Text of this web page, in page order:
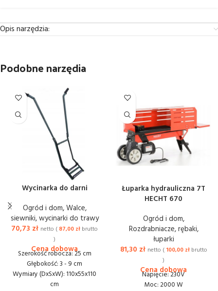
Opis narzędzia:
Podobne narzędia
Wycinarka do darni
Ogród i dom,Walce,
siewniki, wycinarki do trawy
70,73 zł netto ( 87,00 zł brutto
)
Szerokość robocza: 25 cm
Głębokość: 3 - 9 cm
Wymiary (DxSxW): 110x55x110
cm
Łuparka hydrauliczna 7T
HECHT 670
Ogród i dom,
Rozdrabniacze, rębaki,
łuparki
81,30 zł netto ( 100,00 złbrutto
)
Napięcie: 230V
Moc: 2000 W